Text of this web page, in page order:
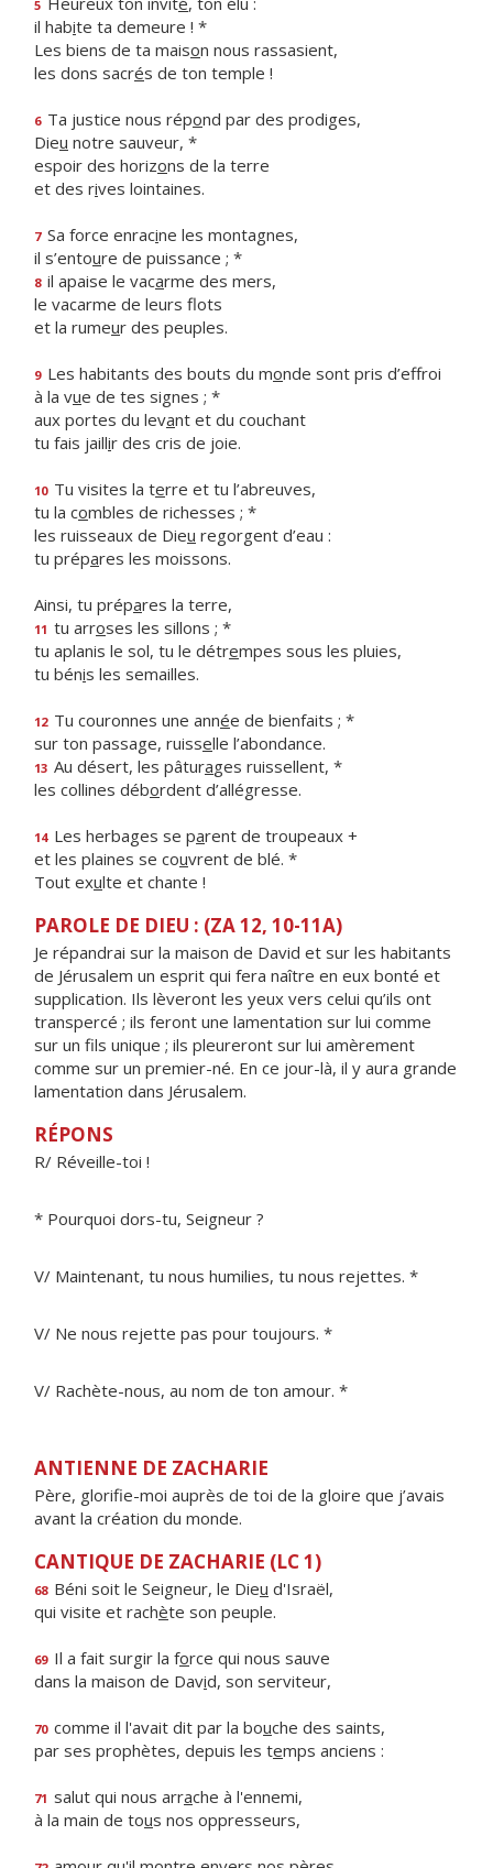
5
il habite ta demeure ! *
Les biens de ta maison nous rassasient,
les dons sacrés de ton temple !
6 Ta justice nous répond par des prodiges,
Dieu notre sauveur, *
espoir des horizons de la terre
et des rives lointaines.
7 Sa force enracine les montagnes,
il s’entoure de puissance ; *
8 il apaise le vacarme des mers,
le vacarme de leurs flots
et la rumeur des peuples.
9 Les habitants des bouts du monde sont pris d’effroi
à la vue de tes signes ; *
aux portes du levant et du couchant
tu fais jaillir des cris de joie.
10 Tu visites la terre et tu l’abreuves,
tu la combles de richesses ; *
les ruisseaux de Dieu regorgent d’eau :
tu prépares les moissons.
Ainsi, tu prépares la terre,
11 tu arroses les sillons ; *
tu aplanis le sol, tu le détrempes sous les pluies,
tu bénis les semailles.
12 Tu couronnes une année de bienfaits ; *
sur ton passage, ruisselle l’abondance.
13 Au désert, les pâturages ruissellent, *
les collines débordent d’allégresse.
14 Les herbages se parent de troupeaux +
et les plaines se couvrent de blé. *
Tout exulte et chante !
PAROLE DE DIEU : (ZA 12, 10-11A)
Je répandrai sur la maison de David et sur les habitants
de Jérusalem un esprit qui fera naître en eux bonté et
supplication. Ils lèveront les yeux vers celui qu’ils ont
transpercé ; ils feront une lamentation sur lui comme
sur un fils unique ; ils pleureront sur lui amèrement
comme sur un premier-né. En ce jour-là, il y aura grande
lamentation dans Jérusalem.
RÉPONS
R/ Réveille-toi !
* Pourquoi dors-tu, Seigneur ?
V/ Maintenant, tu nous humilies, tu nous rejettes. *
V/ Ne nous rejette pas pour toujours. *
V/ Rachète-nous, au nom de ton amour. *
ANTIENNE DE ZACHARIE
Père, glorifie-moi auprès de toi de la gloire que j’avais
avant la création du monde.
CANTIQUE DE ZACHARIE (LC 1)
68 Béni soit le Seigneur, le Dieu d'Israël,
qui visite et rachète son peuple.
69 Il a fait surgir la force qui nous sauve
dans la maison de David, son serviteur,
70 comme il l'avait dit par la bouche des saints,
par ses prophètes, depuis les temps anciens :
71 salut qui nous arrache à l'ennemi,
à la main de tous nos oppresseurs,